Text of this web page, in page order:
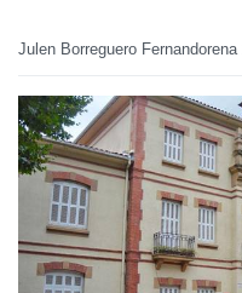
Julen Borreguero Fernandorena